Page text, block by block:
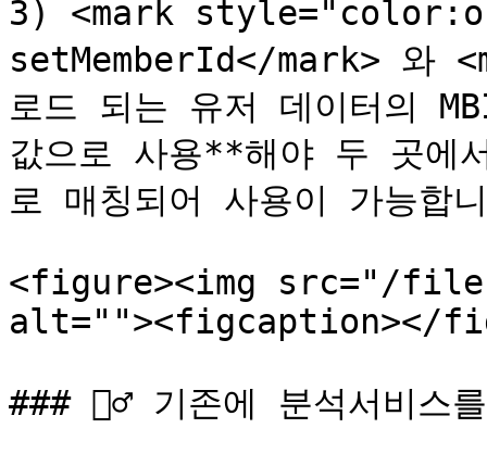
3) <mark
setMemberId</mark>
로드 되는 유저 데이터의
값으로 사용**해야 두 곳에
로 매칭되어 사용이 가능합
<figure><img src="/files/
alt=""><figcaption></
### 🙋‍♂️ 기존에 분석서비스